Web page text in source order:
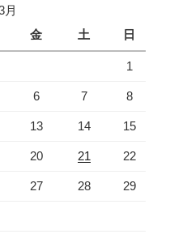
月
金 土 日
1
6 7 8
13 14 15
20 21 22
27 28 29